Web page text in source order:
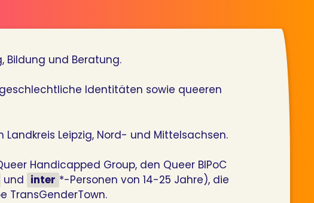
Bildung und Beratung.
Identitäten sowie queeren
Leipzig, Nord- und Mittelsachsen.
Handicapped Group, den Queer BIPoC
und inter *-Personen von 14-25 Jahre), die
TransGenderTown.